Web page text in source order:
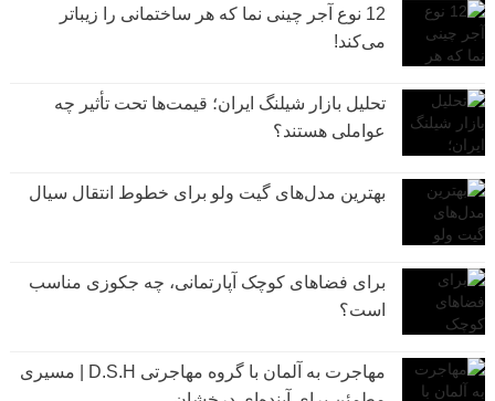
12 نوع آجر چینی نما که هر ساختمانی را زیباتر
می‌کند!
تحلیل بازار شیلنگ ایران؛ قیمت‌ها تحت تأثیر چه
عواملی هستند؟
بهترین مدل‌های گیت ولو برای خطوط انتقال سیال
برای فضاهای کوچک آپارتمانی، چه جکوزی مناسب
است؟
مهاجرت به آلمان با گروه مهاجرتی D.S.H | مسیری